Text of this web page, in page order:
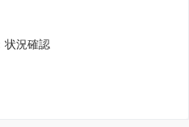
状況確認